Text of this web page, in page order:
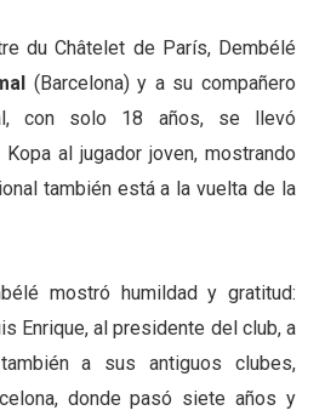
du Châtelet de París, Dembélé
(Barcelona) y a su compañero
con solo 18 años, se llevó
al jugador joven, mostrando
también está a la vuelta de la
mostró humildad y gratitud:
Enrique, al presidente del club, a
a sus antiguos clubes,
donde pasó siete años y